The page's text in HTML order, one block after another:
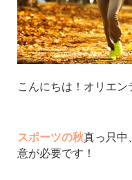
こんにちは！オリエ
スポーツの秋真っ只中
意が必要です！